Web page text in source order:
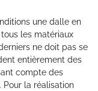
une dalle en
les matériaux
ne doit pas se
entièrement des
compte des
la réalisation